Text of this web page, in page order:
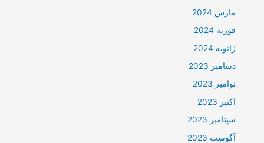
مارس 2024
فوریه 2024
ژانویه 2024
دسامبر 2023
نوامبر 2023
اکتبر 2023
سپتامبر 2023
آگوست 2023